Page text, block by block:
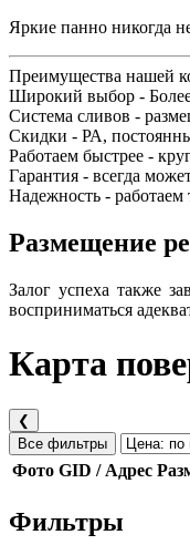
Яркие панно никогда
Преимущества нашей
Широкий выбор -
Система сливов -
Скидки - РА,
Работаем быстрее -
Гарантия - всегда
Надежность - работаем
Размещение
Залог успеха также
восприниматься
Карта
❮
Все фильтры
Фото GID / Адрес
Фильтры